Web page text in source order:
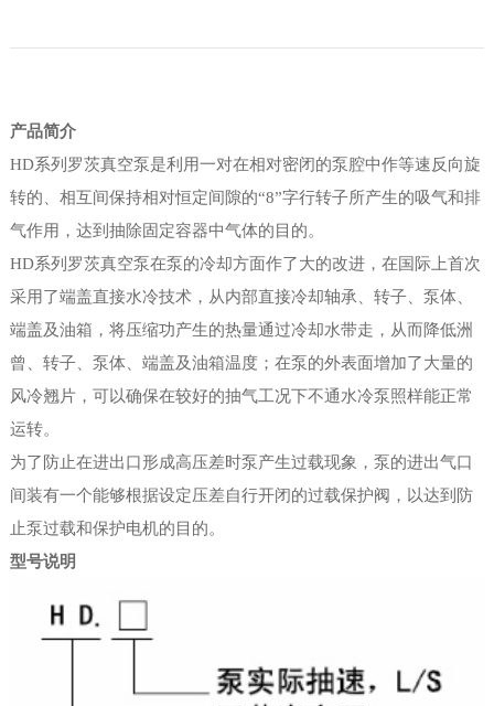
产品简介
HD系列罗茨真空泵是利用一对在相对密闭的泵腔中作等速反向旋
转的、相互间保持相对恒定间隙的“8”字行转子所产生的吸气和排
气作用，达到抽除固定容器中气体的目的。
HD系列罗茨真空泵在泵的冷却方面作了大的改进，在国际上首次
采用了端盖直接水冷技术，从内部直接冷却轴承、转子、泵体、
端盖及油箱，将压缩功产生的热量通过冷却水带走，从而降低洲
曾、转子、泵体、端盖及油箱温度；在泵的外表面增加了大量的
风冷翘片，可以确保在较好的抽气工况下不通水冷泵照样能正常
运转。
为了防止在进出口形成高压差时泵产生过载现象，泵的进出气口
间装有一个能够根据设定压差自行开闭的过载保护阀，以达到防
止泵过载和保护电机的目的。
型号说明